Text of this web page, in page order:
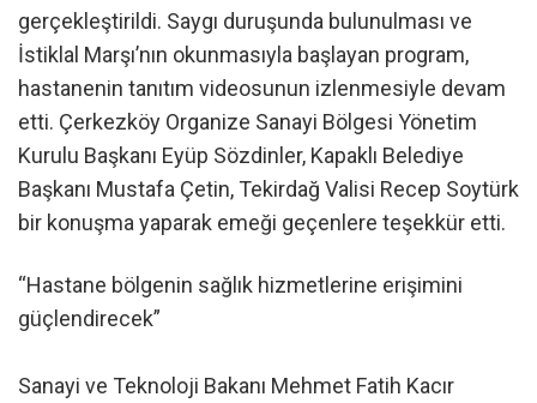
gerçekleştirildi. Saygı duruşunda bulunulması ve
İstiklal Marşı’nın okunmasıyla başlayan program,
hastanenin tanıtım videosunun izlenmesiyle devam
etti. Çerkezköy Organize Sanayi Bölgesi Yönetim
Kurulu Başkanı Eyüp Sözdinler, Kapaklı Belediye
Başkanı Mustafa Çetin, Tekirdağ Valisi Recep Soytürk
bir konuşma yaparak emeği geçenlere teşekkür etti.
“Hastane bölgenin sağlık hizmetlerine erişimini
güçlendirecek”
Sanayi ve Teknoloji Bakanı Mehmet Fatih Kacır